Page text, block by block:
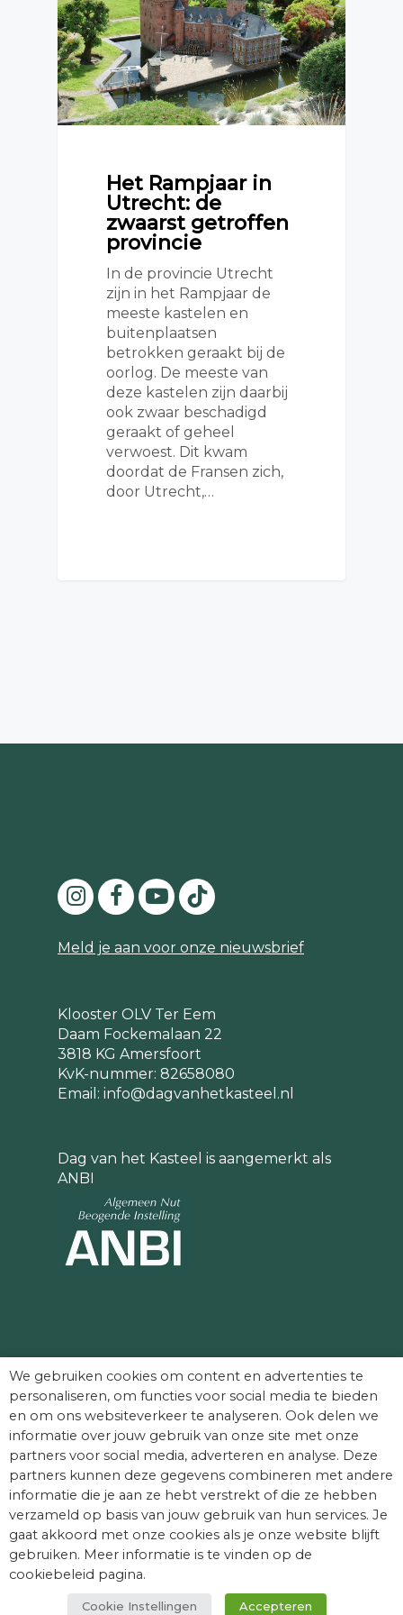
Het Rampjaar in
Utrecht: de
zwaarst getroffen
provincie
In de provincie Utrecht
zijn in het Rampjaar de
meeste kastelen en
buitenplaatsen
betrokken geraakt bij de
oorlog. De meeste van
deze kastelen zijn daarbij
ook zwaar beschadigd
geraakt of geheel
verwoest. Dit kwam
doordat de Fransen zich,
door Utrecht,…
Meld je aan voor onze nieuwsbrief
Klooster OLV Ter Eem
Daam Fockemalaan 22
3818 KG Amersfoort
KvK-nummer: 82658080
Email: info@dagvanhetkasteel.nl
Dag van het Kasteel is aangemerkt als
ANBI
mogelijk maken:
We gebruiken cookies om content en advertenties te
personaliseren, om functies voor social media te bieden
en om ons websiteverkeer te analyseren. Ook delen we
informatie over jouw gebruik van onze site met onze
partners voor social media, adverteren en analyse. Deze
partners kunnen deze gegevens combineren met andere
informatie die je aan ze hebt verstrekt of die ze hebben
verzameld op basis van jouw gebruik van hun services. Je
gaat akkoord met onze cookies als je onze website blijft
gebruiken. Meer informatie is te vinden op de
cookiebeleid pagina.
Cookie Instellingen Accepteren